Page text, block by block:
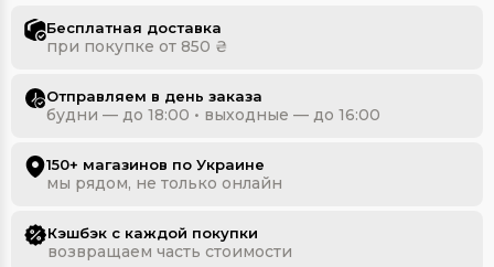
Бесплатная доставка
при покупке от 850 ₴
Отправляем в день заказа
будни — до 18:00 • выходные — до 16:00
150+ магазинов по Украине
мы рядом, не только онлайн
Кэшбэк с каждой покупки
возвращаем часть стоимости